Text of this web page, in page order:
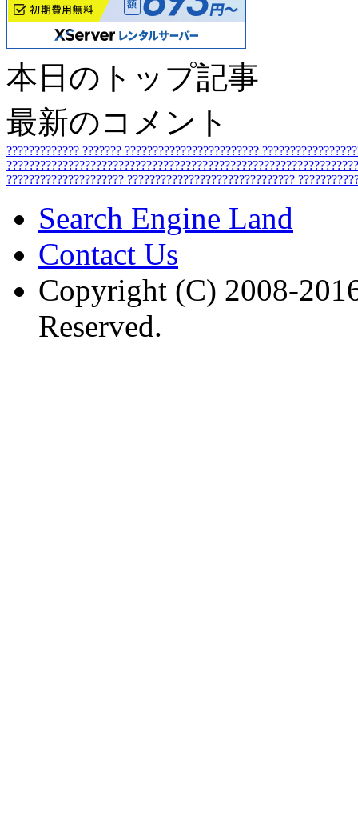
本日のトップ記事
最新のコメント
????????????? ??????? ????????????????????????
????????????????????? ??????????????????????????????
Search Engine Land
Contact Us
Copyright (C) 2008-
Reserved.